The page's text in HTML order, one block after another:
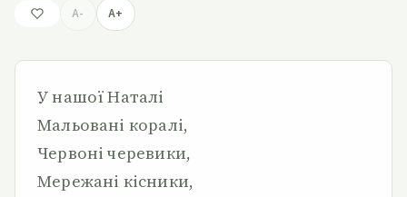
A- A+
У нашої Наталі
Мальовані коралі,
Червоні черевики,
Мережані кісники,